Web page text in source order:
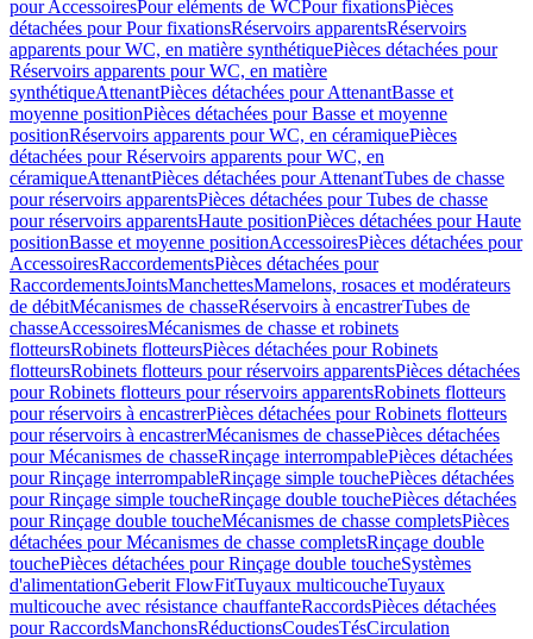
pour AccessoiresPour eléments de WCPour fixationsPièces
détachées pour Pour fixationsRéservoirs apparentsRéservoirs
apparents pour WC, en matière synthétiquePièces détachées pour
Réservoirs apparents pour WC, en matière
synthétiqueAttenantPièces détachées pour AttenantBasse et
moyenne positionPièces détachées pour Basse et moyenne
positionRéservoirs apparents pour WC, en céramiquePièces
détachées pour Réservoirs apparents pour WC, en
céramiqueAttenantPièces détachées pour AttenantTubes de chasse
pour réservoirs apparentsPièces détachées pour Tubes de chasse
pour réservoirs apparentsHaute positionPièces détachées pour Haute
positionBasse et moyenne positionAccessoiresPièces détachées pour
AccessoiresRaccordementsPièces détachées pour
RaccordementsJointsManchettesMamelons, rosaces et modérateurs
de débitMécanismes de chasseRéservoirs à encastrerTubes de
chasseAccessoiresMécanismes de chasse et robinets
flotteursRobinets flotteursPièces détachées pour Robinets
flotteursRobinets flotteurs pour réservoirs apparentsPièces détachées
pour Robinets flotteurs pour réservoirs apparentsRobinets flotteurs
pour réservoirs à encastrerPièces détachées pour Robinets flotteurs
pour réservoirs à encastrerMécanismes de chassePièces détachées
pour Mécanismes de chasseRinçage interrompablePièces détachées
pour Rinçage interrompableRinçage simple touchePièces détachées
pour Rinçage simple toucheRinçage double touchePièces détachées
pour Rinçage double toucheMécanismes de chasse completsPièces
détachées pour Mécanismes de chasse completsRinçage double
touchePièces détachées pour Rinçage double toucheSystèmes
d'alimentationGeberit FlowFitTuyaux multicoucheTuyaux
multicouche avec résistance chauffanteRaccordsPièces détachées
pour RaccordsManchonsRéductionsCoudesTésCirculation